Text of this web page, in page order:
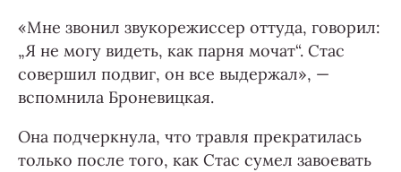
«Мне звонил звукорежиссер оттуда, говорил:
„Я не могу видеть, как парня мочат“. Стас
совершил подвиг, он все выдержал», —
вспомнила Броневицкая.
Она подчеркнула, что травля прекратилась
только после того, как Стас сумел завоевать